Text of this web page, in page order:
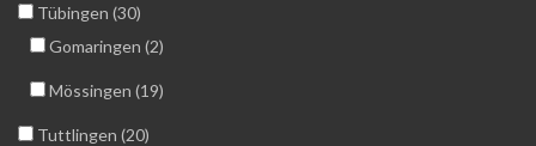
Tübingen (30)
Gomaringen (2)
Mössingen (19)
Tuttlingen (20)